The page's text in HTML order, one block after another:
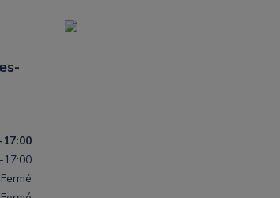
17:00
17:00
Fermé